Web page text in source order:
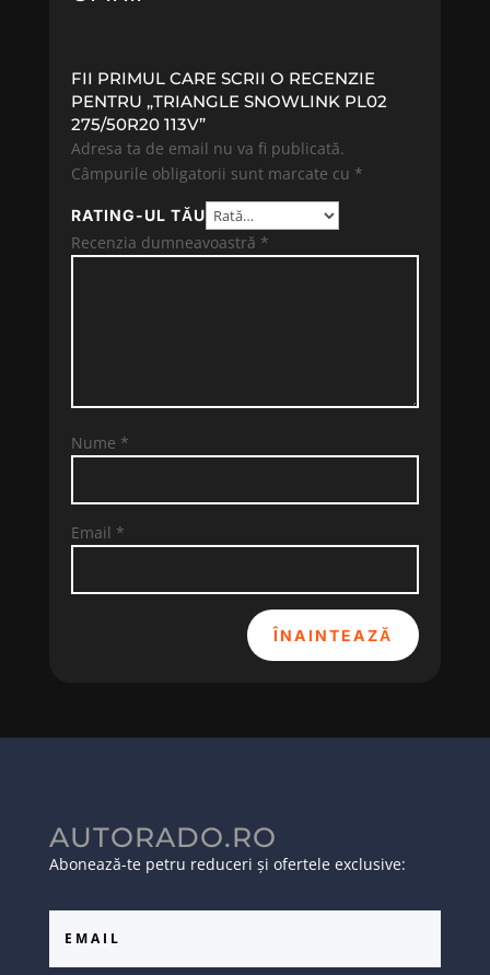
FII PRIMUL CARE SCRII O RECENZIE
PENTRU „TRIANGLE SNOWLINK PL02
275/50R20 113V”
Adresa ta de email nu va fi publicată.
Câmpurile obligatorii sunt marcate cu *
RATING-UL TĂU
Recenzia dumneavoastră *
Nume *
Email *
ÎNAINTEAZĂ
AUTORADO.RO
Abonează-te petru reduceri și ofertele exclusive: